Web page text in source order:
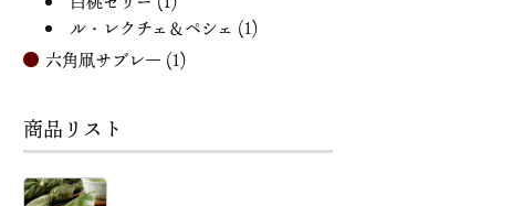
ル・レクチェ＆ペシェ (1)
六角凧サブレ― (1)
商品リスト